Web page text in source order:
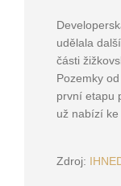
udělala
části
Pozemky
první etapu
už nabízí ke
Zdroj: